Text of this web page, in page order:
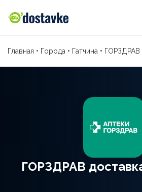
Главная • Города • Гатчина • ГОРЗДРАВ
ГОРЗДРАВ